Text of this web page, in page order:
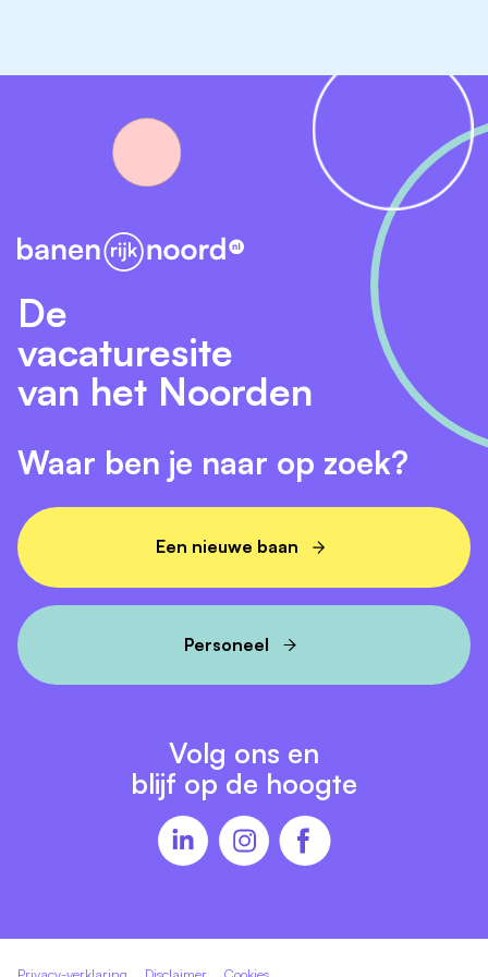
Reageer dan snel met je CV en motivatiebrief. Laat
ons ook weten welke werkzaamheden en/of
onderwerpen jouw voorkeur hebben voor je
stageopdracht. Wij kijken ernaar uit om kennis met je
Heb je toch nog vragen over deze vacature en/of de
procedure? Stuur dan een mailtje naar
jasperlangerhuizen@resato-hydrogen.com
, dan
beantwoorden wij je vraag zo spoedig mogelijk.
De
vacaturesite
van het Noorden
Waar ben je naar op zoek?
Een nieuwe baan
Personeel
Volg ons en
blijf op de hoogte